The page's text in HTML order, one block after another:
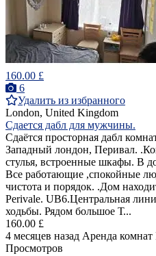
160.00 £
6
Удалить из избранного
London, United Kingdom
Сдается дабл для мужчины.
Cдаётся просторная дабл
Западный лондон, Перивал.
стулья, встроенные шкафы. В
Все работающие ,спокойные
чистота и порядок. .Дом
Perivale. UB6.Центральная
ходьбы. Рядом большое Т...
160.00 £
4 месяцев назад Аренда комнат
Просмотров